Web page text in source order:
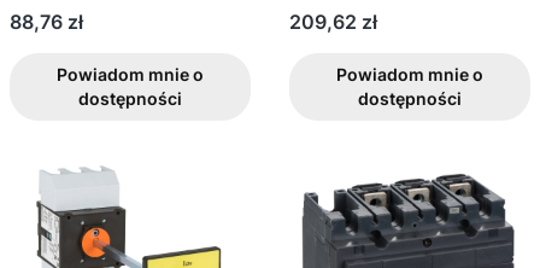
25A
Cena
88,76 zł
Powiadom mnie o
dostępności
3P 20A VCCF01
Cena
209,62 zł
Powiadom mnie o
dostępności